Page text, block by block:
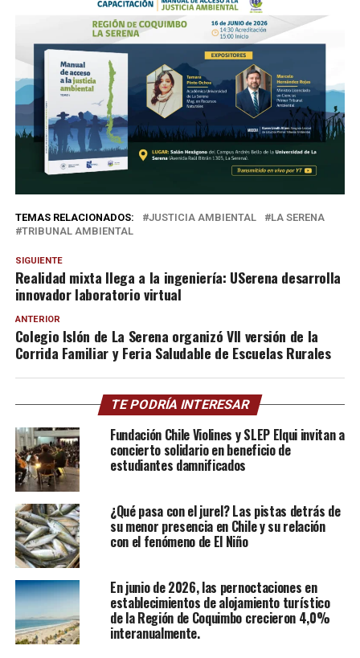
TEMAS RELACIONADOS: JUSTICIA AMBIENTAL
LA SERENA
TRIBUNAL AMBIENTAL
SIGUIENTE
Realidad mixta llega a la ingeniería: USerena desarrolla
innovador laboratorio virtual
ANTERIOR
Colegio Islón de La Serena organizó VII versión de la
Corrida Familiar y Feria Saludable de Escuelas Rurales
TE PODRÍA INTERESAR
Fundación Chile Violines y SLEP Elqui invitan a
concierto solidario en beneficio de
estudiantes damnificados
¿Qué pasa con el jurel? Las pistas detrás de
su menor presencia en Chile y su relación
con el fenómeno de El Niño
En junio de 2026, las pernoctaciones en
establecimientos de alojamiento turístico
de la Región de Coquimbo crecieron 4,0%
interanualmente.